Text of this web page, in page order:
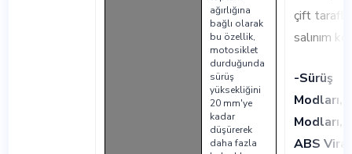
ağırlığına
bağlı olarak
bu özellik,
motosiklet
durduğunda
sürüş
yüksekliğini
20 mm'ye
kadar
düşürerek
daha fazla
çift taraflı
salınım
-Sürüş
Modları,
Modları,
ABS Viraj